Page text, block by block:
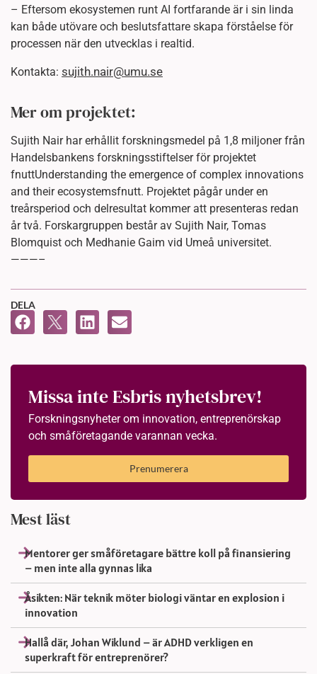
– Eftersom ekosystemen runt AI fortfarande är i sin linda
kan både utövare och beslutsfattare skapa förståelse för
processen när den utvecklas i realtid.
Kontakta: sujith.nair@umu.se
Mer om projektet:
Sujith Nair har erhållit forskningsmedel på 1,8 miljoner från
Handelsbankens forskningsstiftelser för projektet
fnuttUnderstanding the emergence of complex innovations
and their ecosystemsfnutt. Projektet pågår under en
treårsperiod och delresultat kommer att presenteras redan
år två. Forskargruppen består av Sujith Nair, Tomas
Blomquist och Medhanie Gaim vid Umeå universitet.
———–
DELA
Missa inte Esbris nyhetsbrev!
Forskningsnyheter om innovation, entreprenörskap
och småföretagande varannan vecka.
Prenumerera
Mest läst
Mentorer ger småföretagare bättre koll på finansiering
– men inte alla gynnas lika
Åsikten: När teknik möter biologi väntar en explosion i
innovation
Hallå där, Johan Wiklund – är ADHD verkligen en
superkraft för entreprenörer?